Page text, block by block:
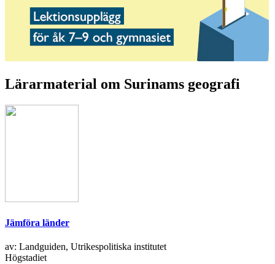
Lärarmaterial om Surinams geografi
Jämföra länder
av: Landguiden, Utrikespolitiska institutet
Högstadiet